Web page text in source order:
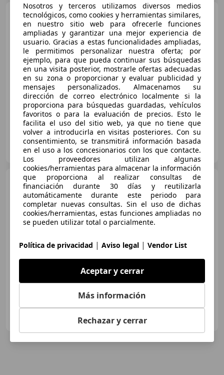
Jeep Compass Altitude e-
Hybrid 145 CV
€ 33.900
Sin comparación
01/2026 27 km Electro/Gasolina 107 kW (145 CV)
DRIVIM
ES-08915 BADALONA
Jeep Compass BEV First
Edition 155KW 74Kwh
€ 35.990
Sincomparación
EASO CAR OCASION
Nosotros y terceros utilizamos diversos medios
tecnológicos, como cookies y herramientas similares,
en nuestro sitio web para ofrecerle funciones
ampliadas y garantizar una mejor experiencia de
usuario. Gracias a estas funcionalidades ampliadas,
le permitimos personalizar nuestra oferta; por
ejemplo, para que pueda continuar sus búsquedas
en una visita posterior, mostrarle ofertas adecuadas
en su zona o proporcionar y evaluar publicidad y
mensajes personalizados. Almacenamos su
dirección de correo electrónico localmente si la
proporciona para búsquedas guardadas, vehículos
favoritos o para la evaluación de precios. Esto le
facilita el uso del sitio web, ya que no tiene que
volver a introducirla en visitas posteriores. Con su
consentimiento, se transmitirá información basada
en el uso a los concesionarios con los que contacte.
Los proveedores utilizan algunas
cookies/herramientas para almacenar la información
que proporciona al realizar consultas de
financiación durante 30 días y reutilizarla
automáticamente durante este periodo para
completar nuevas consultas. Sin el uso de dichas
cookies/herramientas, estas funciones ampliadas no
se pueden utilizar total o parcialmente.
Política de privacidad | Aviso legal | Vendor List
Aceptar y cerrar
Más información
Rechazar y cerrar